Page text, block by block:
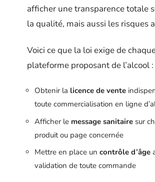
afficher une transparence totale
la qualité, mais aussi les risques
Voici ce que la loi exige de
plateforme proposant de l’alcool :
Obtenir la licence de vente
toute commercialisation en ligne
Afficher le message sanitaire sur
produit ou page concernée
Mettre en place un contrôle d’âge
validation de toute commande